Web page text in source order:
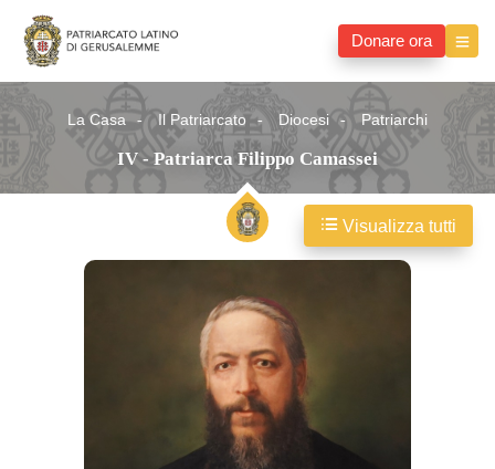
Donare ora
La Casa Il Patriarcato Diocesi Patriarchi
IV - Patriarca Filippo Camassei
Visualizza tutti